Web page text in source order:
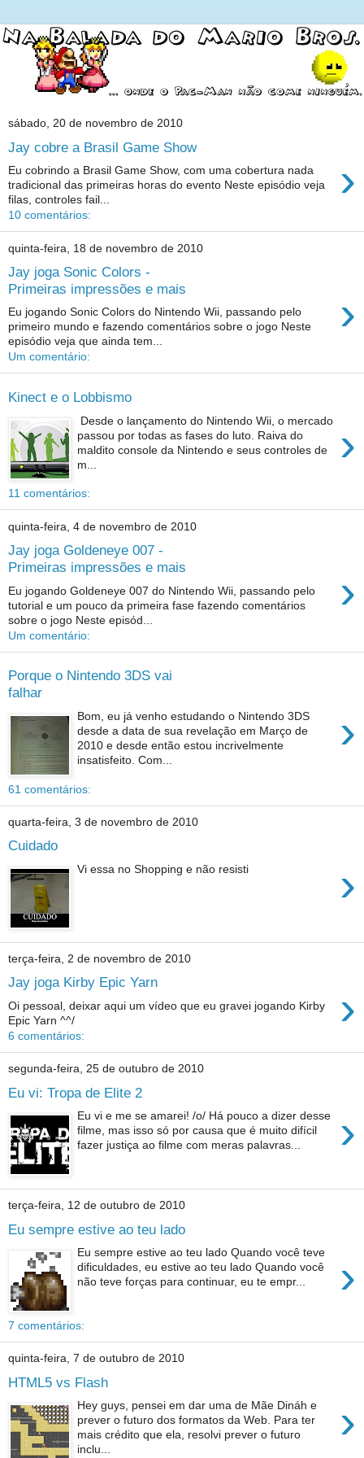
sábado, 20 de novembro de 2010
Jay cobre a Brasil Game Show
›
Eu cobrindo a Brasil Game Show, com uma cobertura nada
tradicional das primeiras horas do evento Neste episódio veja
filas, controles fail...
10 comentários:
quinta-feira, 18 de novembro de 2010
Jay joga Sonic Colors -
Primeiras impressões e mais
›
Eu jogando Sonic Colors do Nintendo Wii, passando pelo
primeiro mundo e fazendo comentários sobre o jogo Neste
episódio veja que ainda tem...
Um comentário:
Kinect e o Lobbismo
›
Desde o lançamento do Nintendo Wii, o mercado
passou por todas as fases do luto. Raiva do
maldito console da Nintendo e seus controles de
m...
11 comentários:
quinta-feira, 4 de novembro de 2010
Jay joga Goldeneye 007 -
Primeiras impressões e mais
›
Eu jogando Goldeneye 007 do Nintendo Wii, passando pelo
tutorial e um pouco da primeira fase fazendo comentários
sobre o jogo Neste episód...
Um comentário:
Porque o Nintendo 3DS vai
falhar
›
Bom, eu já venho estudando o Nintendo 3DS
desde a data de sua revelação em Março de
2010 e desde então estou incrivelmente
insatisfeito. Com...
61 comentários:
quarta-feira, 3 de novembro de 2010
Cuidado
›
Vi essa no Shopping e não resisti
terça-feira, 2 de novembro de 2010
Jay joga Kirby Epic Yarn ›
Oi pessoal, deixar aqui um vídeo que eu gravei jogando Kirby
Epic Yarn ^^/
6 comentários:
segunda-feira, 25 de outubro de 2010
Eu vi: Tropa de Elite 2
›
Eu vi e me se amarei! /o/ Há pouco a dizer desse
filme, mas isso só por causa que é muito difícil
fazer justiça ao filme com meras palavras...
terça-feira, 12 de outubro de 2010
Eu sempre estive ao teu lado
›
Eu sempre estive ao teu lado Quando você teve
dificuldades, eu estive ao teu lado Quando você
não teve forças para continuar, eu te empr...
7 comentários:
quinta-feira, 7 de outubro de 2010
HTML5 vs Flash
›
Hey guys, pensei em dar uma de Mãe Dináh e
prever o futuro dos formatos da Web. Para ter
mais crédito que ela, resolvi prever o futuro
inclu...